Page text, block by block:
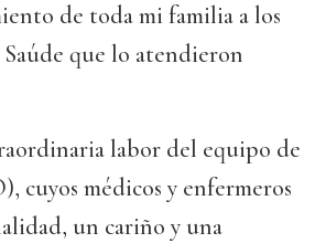
de toda mi familia a los
que lo atendieron
labor del equipo de
médicos y enfermeros
un cariño y una